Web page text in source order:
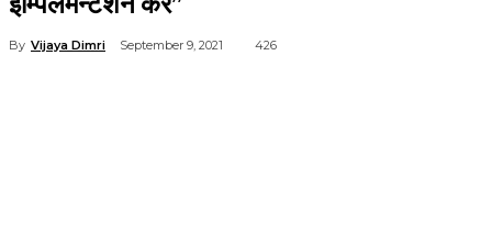
By Vijaya Dimri September 9, 2021 426